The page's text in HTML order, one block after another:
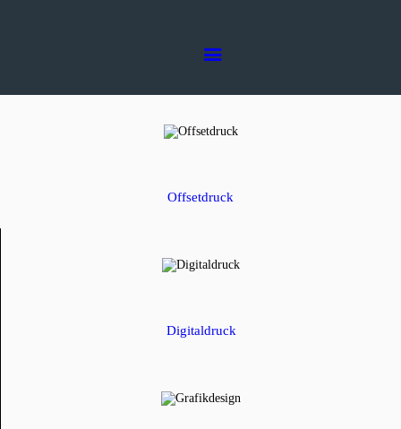
Druckerei Stuhrmann AG
Offsetdruck
Digitaldruck